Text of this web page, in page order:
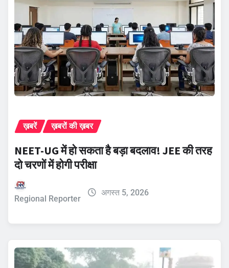
ख़बरें ख़बरों की ख़बर
NEET-UG में हो सकता है बड़ा बदलाव! JEE की तरह
दो चरणों में होगी परीक्षा
Regional Reporter
अगस्त 5, 2026